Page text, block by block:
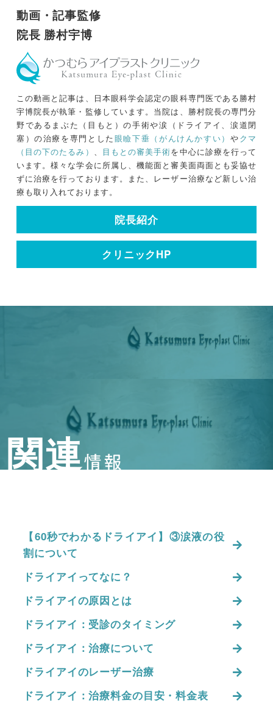
動画・記事監修
院長 勝村宇博
この動画と記事は、日本眼科学会認定の眼科専門医である勝村
宇博院長が執筆・監修しています。当院は、勝村院長の専門分
野であるまぶた（目もと）の手術や涙（ドライアイ、涙道閉
塞）の治療を専門とした眼瞼下垂（がんけんかすい） やクマ
（目の下のたるみ） 、 目もとの審美手術を中心に診療を行って
います。様々な学会に所属し、機能面と審美面両面とも妥協せ
ずに治療を行っております。また、レーザー治療など新しい治
療も取り入れております。
院長紹介
クリニックHP
関連情報
【60秒でわかるドライアイ】③涙液の役
割について
ドライアイってなに？
ドライアイの原因とは
ドライアイ：受診のタイミング
ドライアイ：治療について
ドライアイのレーザー治療
ドライアイ：治療料金の目安・料金表